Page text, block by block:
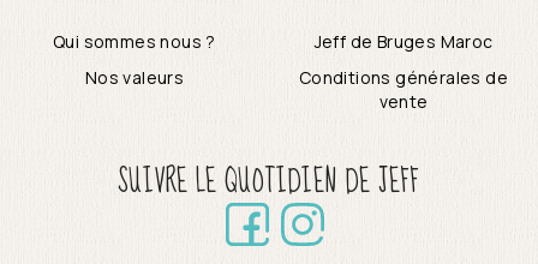
Qui sommes nous ?
Jeff de Bruges Maroc
Nos valeurs
Conditions générales de
vente
SUIVRE LE QUOTIDIEN DE JEFF